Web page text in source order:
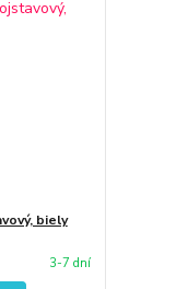
biely
3-7 dní